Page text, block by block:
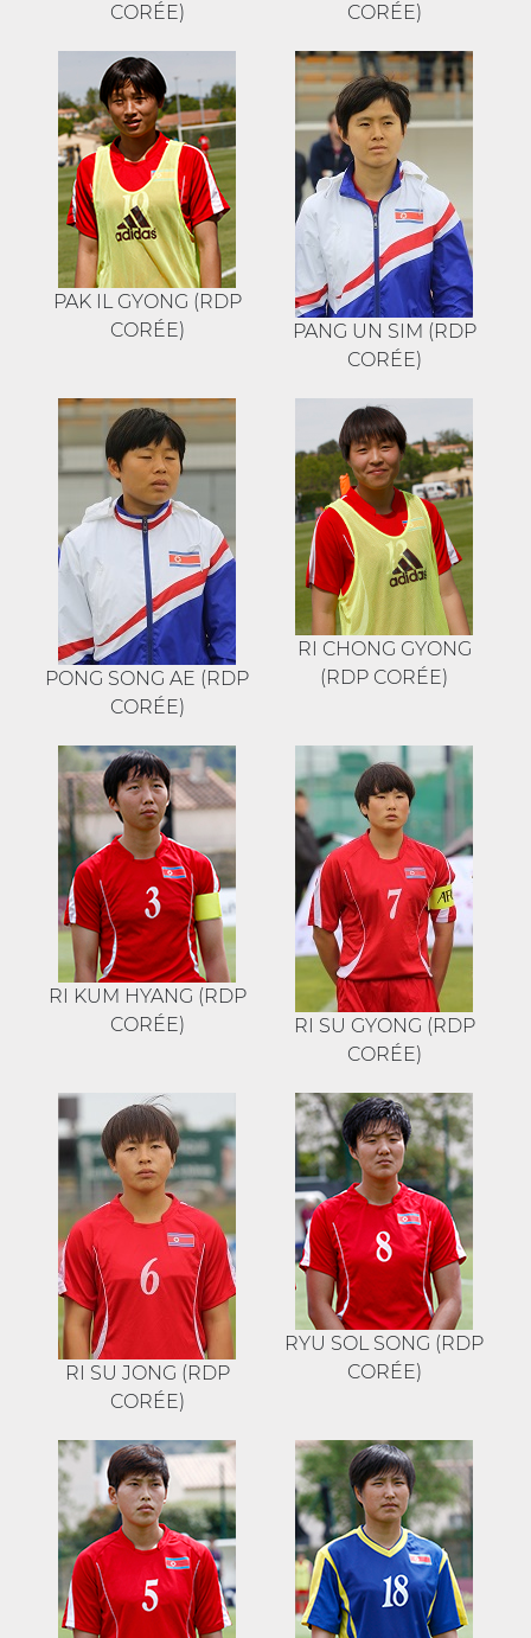
CORÉE)
CORÉE)
PAK IL GYONG (RDP
CORÉE)
PANG UN SIM (RDP
CORÉE)
PONG SONG AE (RDP
CORÉE)
RI CHONG GYONG
(RDP CORÉE)
RI KUM HYANG (RDP
CORÉE)
RI SU GYONG (RDP
CORÉE)
RI SU JONG (RDP
CORÉE)
RYU SOL SONG (RDP
CORÉE)